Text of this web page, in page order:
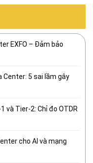
EXFO – Đảm bảo
Center: 5 sai lầm gây
và Tier-2: Chỉ đo OTDR
cho AI và mạng